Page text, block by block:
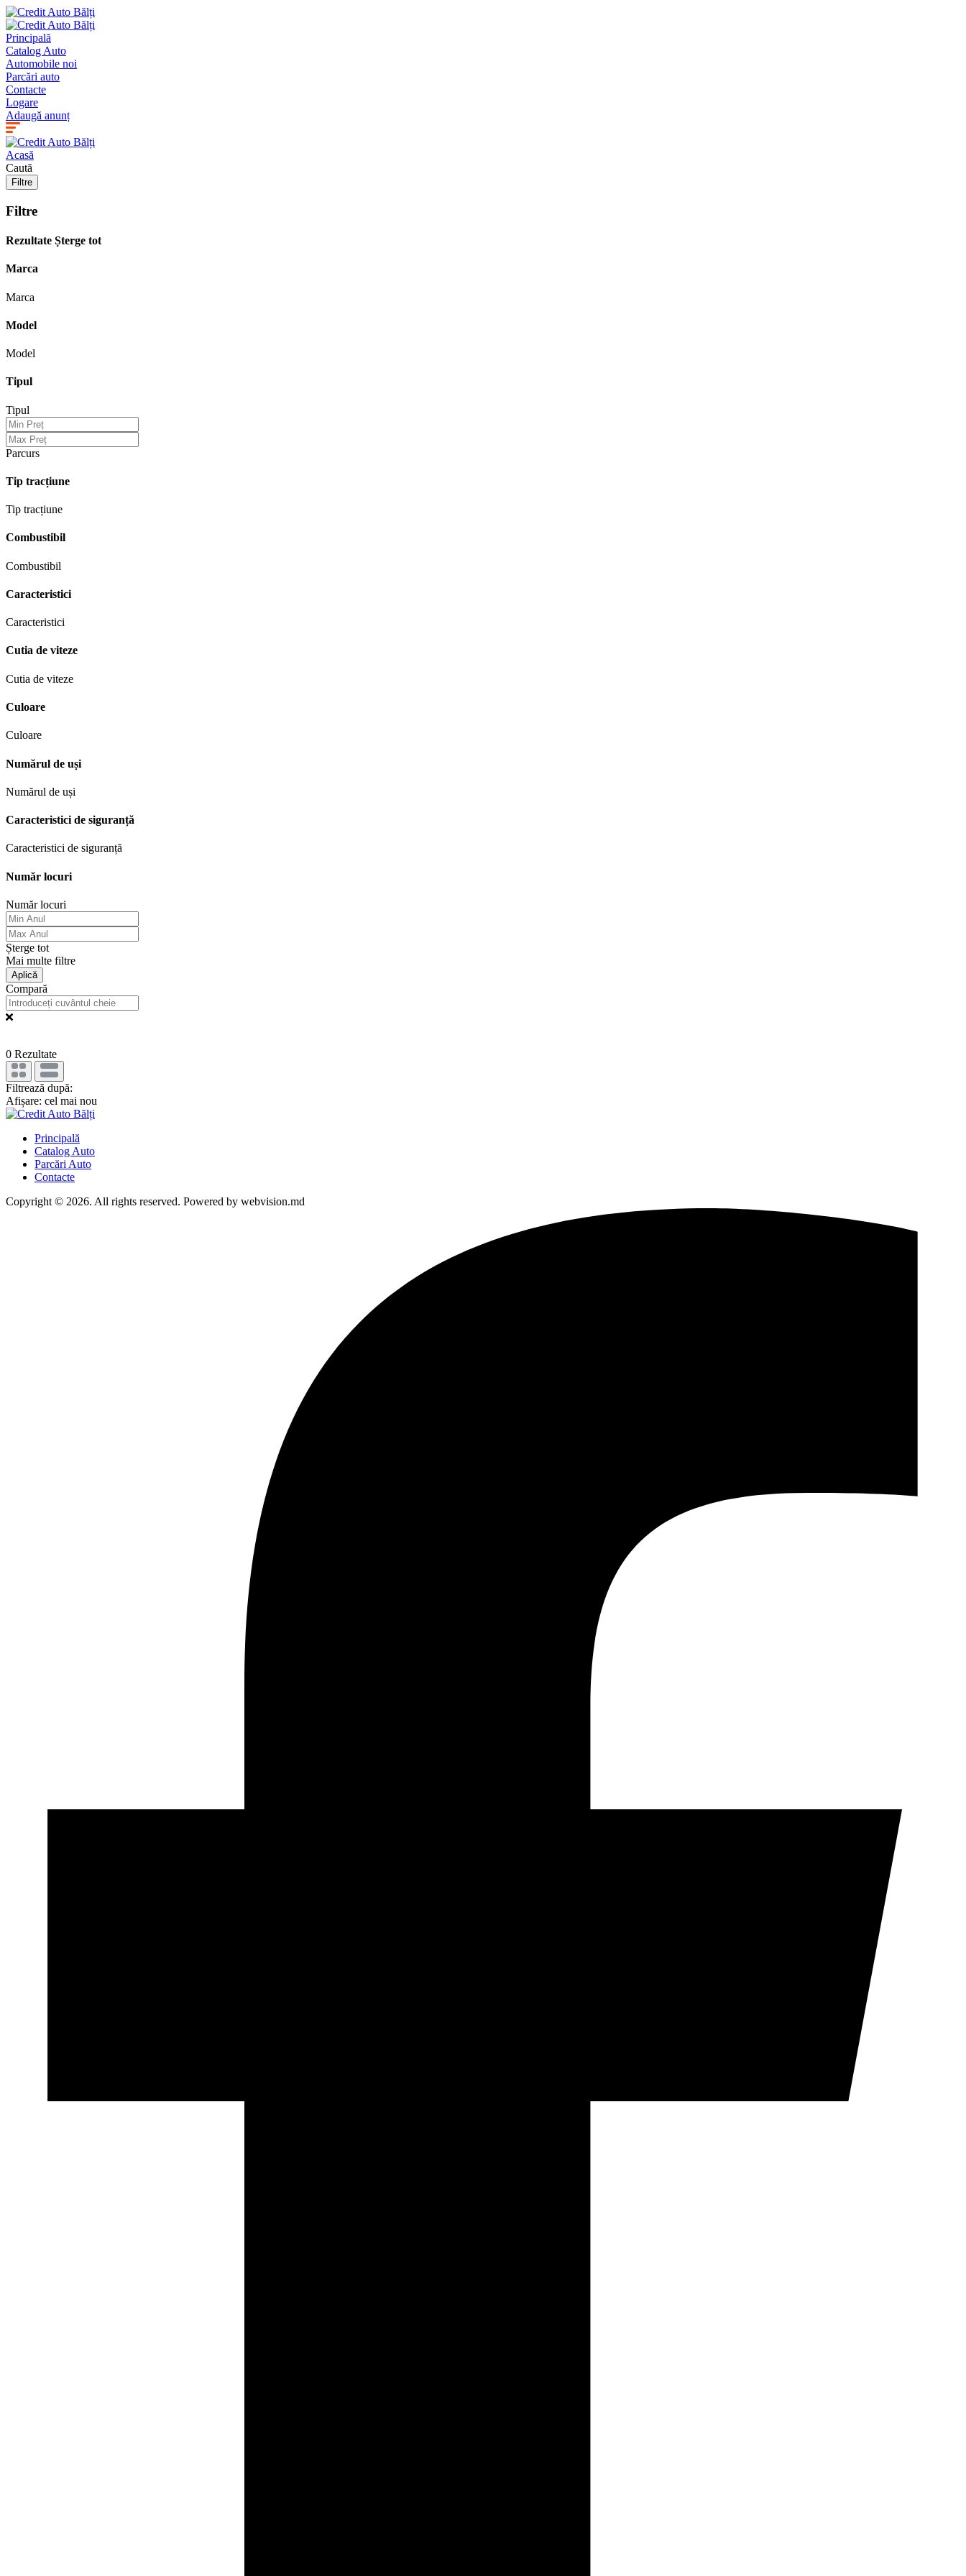
Principală
Catalog Auto
Automobile noi
Parcări auto
Contacte
Logare
Adaugă anunț
Acasă
Caută
Filtre
Filtre
Rezultate Șterge tot
Marca
Marca
Model
Model
Tipul
Tipul
Parcurs
Tip tracțiune
Tip tracțiune
Combustibil
Combustibil
Caracteristici
Caracteristici
Cutia de viteze
Cutia de viteze
Culoare
Culoare
Numărul de uși
Numărul de uși
Caracteristici de siguranță
Caracteristici de siguranță
Număr locuri
Număr locuri
Șterge tot
Mai multe filtre
Aplică
Compară
0 Rezultate
Filtrează după:
Afișare: cel mai nou
Principală
Catalog Auto
Parcări Auto
Contacte
Copyright © 2026. All rights reserved. Powered by webvision.md